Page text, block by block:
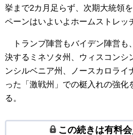
挙まで2カ月足らず、次期大統領
ペーンはいよいよホームストレッ
トランプ陣営もバイデン陣営も
決するミネソタ州、ウィスコンシ
ンシルベニア州、ノースカロライ
った「激戦州」での梃入れの強化
る。
この続きは有料